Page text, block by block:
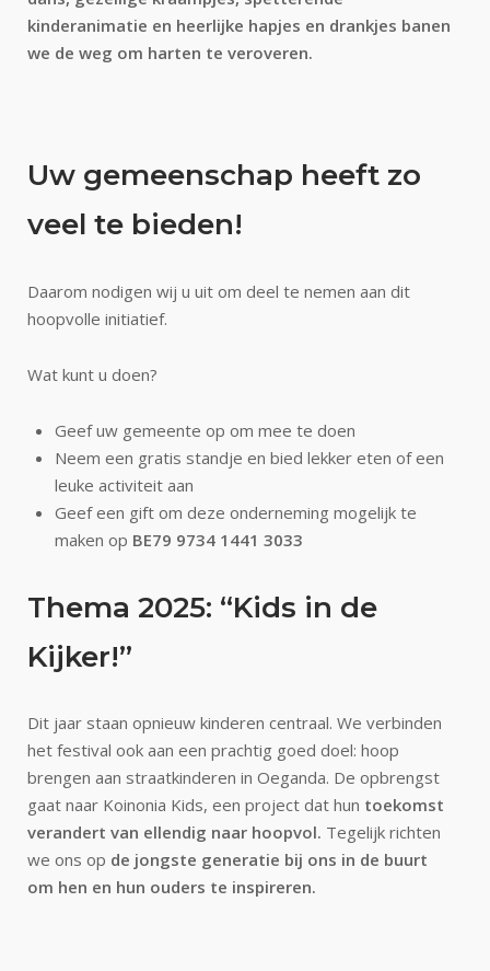
kinderanimatie en heerlijke hapjes en drankjes banen
we de weg om harten te veroveren.
Uw gemeenschap heeft zo
veel te bieden!
Daarom nodigen wij u uit om deel te nemen aan dit
hoopvolle initiatief.
Wat kunt u doen?
Geef uw gemeente op om mee te doen
Neem een gratis standje en bied lekker eten of een
leuke activiteit aan
Geef een gift om deze onderneming mogelijk te
maken op BE79 9734 1441 3033
Thema 2025: “Kids in de
Kijker!”
Dit jaar staan opnieuw kinderen centraal. We verbinden
het festival ook aan een prachtig goed doel: hoop
brengen aan straatkinderen in Oeganda. De opbrengst
gaat naar Koinonia Kids, een project dat hun toekomst
verandert van ellendig naar hoopvol. Tegelijk richten
we ons op de jongste generatie bij ons in de buurt
om hen en hun ouders te inspireren.